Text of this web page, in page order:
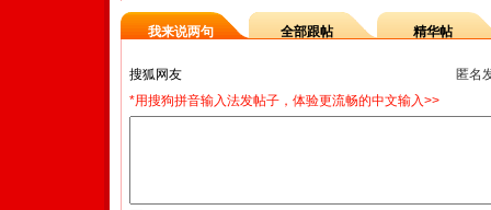
我来说两句 全部跟帖 精华帖
匿名
*用搜狗拼音输入法发帖子，体验更流畅的中文输入>>